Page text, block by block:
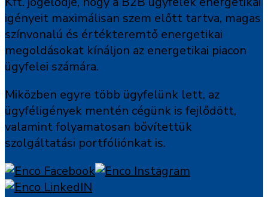
igényeit maximálisan szem előtt tartva, magas
színvonalú és értékteremtő energetikai
megoldásokat kínáljon az energetikai piacon
ügyfelei számára.
Miközben egyre több ügyfelünk lett, az
ügyféligények mentén cégünk is fejlődött,
valamint folyamatosan bővítettük
szolgáltatási portfóliónkat is.